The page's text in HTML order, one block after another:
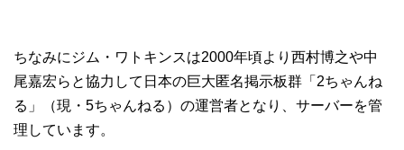
ちなみにジム・ワトキンスは2000年頃より西村博之や中
尾嘉宏らと協力して日本の巨大匿名掲示板群「2ちゃんね
る」（現・5ちゃんねる）の運営者となり、サーバーを管
理しています。